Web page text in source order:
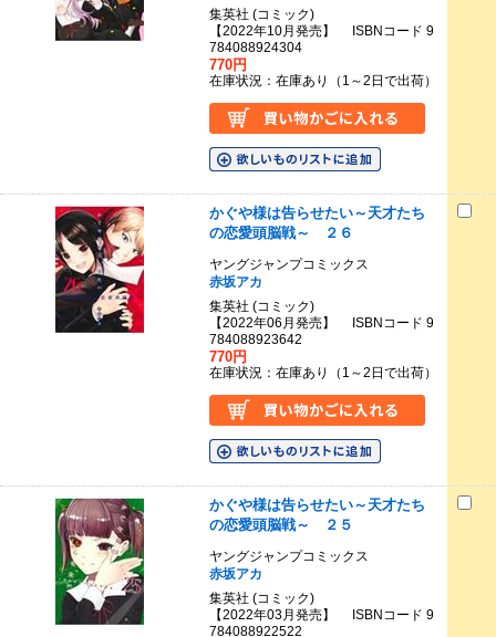
集英社 (コミック)
【2022年10月発売】 ISBNコード 9
784088924304
770円
在庫状況：在庫あり（1～2日で出荷）
かぐや様は告らせたい～天才たち
の恋愛頭脳戦～ ２６
ヤングジャンプコミックス
赤坂アカ
集英社 (コミック)
【2022年06月発売】 ISBNコード 9
784088923642
770円
在庫状況：在庫あり（1～2日で出荷）
かぐや様は告らせたい～天才たち
の恋愛頭脳戦～ ２５
ヤングジャンプコミックス
赤坂アカ
集英社 (コミック)
【2022年03月発売】 ISBNコード 9
784088922522